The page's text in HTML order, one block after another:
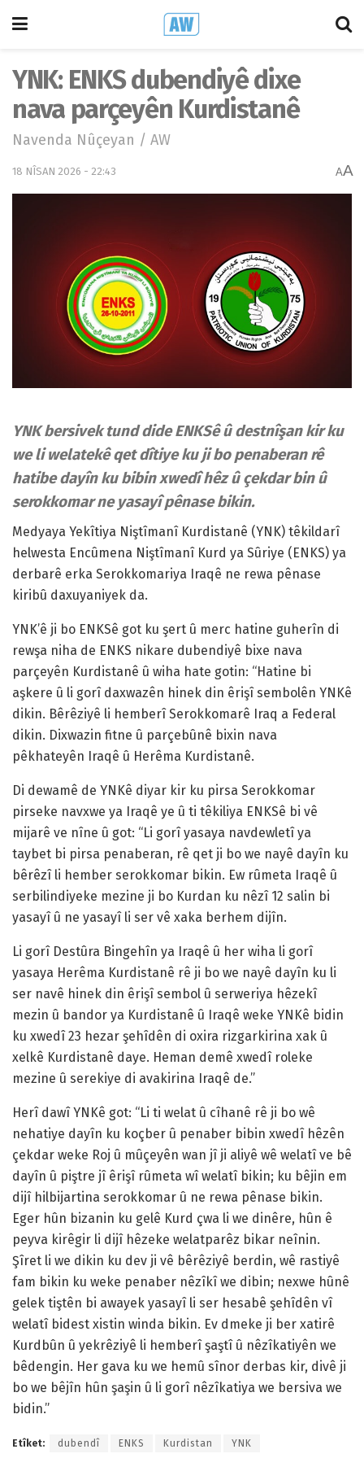
YNK: ENKS dubendiyê dixe
nava parçeyên Kurdistanê
Navenda Nûçeyan / AW
18 NÎSAN 2026 - 22:43 AA
YNK bersivek tund dide ENKSê û destnîşan kir ku
we li welatekê qet dîtiye ku ji bo penaberan rê
hatibe dayîn ku bibin xwedî hêz û çekdar bin û
serokkomar ne yasayî pênase bikin.
Medyaya Yekîtiya Niştîmanî Kurdistanê (YNK) têkildarî
helwesta Encûmena Niştîmanî Kurd ya Sûriye (ENKS) ya
derbarê erka Serokkomariya Iraqê ne rewa pênase
kiribû daxuyaniyek da.
YNK’ê ji bo ENKSê got ku şert û merc hatine guherîn di
rewşa niha de ENKS nikare dubendiyê bixe nava
parçeyên Kurdistanê û wiha hate gotin: “Hatine bi
aşkere û li gorî daxwazên hinek din êrişî sembolên YNKê
dikin. Bêrêziyê li hemberî Serokkomarê Iraq a Federal
dikin. Dixwazin fitne û parçebûnê bixin nava
pêkhateyên Iraqê û Herêma Kurdistanê.
Di dewamê de YNKê diyar kir ku pirsa Serokkomar
pirseke navxwe ya Iraqê ye û ti têkiliya ENKSê bi vê
mijarê ve nîne û got: “Li gorî yasaya navdewletî ya
taybet bi pirsa penaberan, rê qet ji bo we nayê dayîn ku
bêrêzî li hember serokkomar bikin. Ew rûmeta Iraqê û
serbilindiyeke mezine ji bo Kurdan ku nêzî 12 salin bi
yasayî û ne yasayî li ser vê xaka berhem dijîn.
Li gorî Destûra Bingehîn ya Iraqê û her wiha li gorî
yasaya Herêma Kurdistanê rê ji bo we nayê dayîn ku li
ser navê hinek din êrişî sembol û serweriya hêzekî
mezin û bandor ya Kurdistanê û Iraqê weke YNKê bidin
ku xwedî 23 hezar şehîdên di oxira rizgarkirina xak û
xelkê Kurdistanê daye. Heman demê xwedî roleke
mezine û serekiye di avakirina Iraqê de.”
Herî dawî YNKê got: “Li ti welat û cîhanê rê ji bo wê
nehatiye dayîn ku koçber û penaber bibin xwedî hêzên
çekdar weke Roj û mûçeyên wan jî ji aliyê wê welatî ve bê
dayîn û piştre jî êrişî rûmeta wî welatî bikin; ku bêjin em
dijî hilbijartina serokkomar û ne rewa pênase bikin.
Eger hûn bizanin ku gelê Kurd çwa li we dinêre, hûn ê
peyva kirêgir li dijî hêzeke welatparêz bikar neînin.
Şîret li we dikin ku dev ji vê bêrêziyê berdin, wê rastiyê
fam bikin ku weke penaber nêzîkî we dibin; nexwe hûnê
gelek tiştên bi awayek yasayî li ser hesabê şehîdên vî
welatî bidest xistin winda bikin. Ev dmeke ji ber xatirê
Kurdbûn û yekrêziyê li hemberî şaştî û nêzîkatiyên we
bêdengin. Her gava ku we hemû sînor derbas kir, divê ji
bo we bêjîn hûn şaşin û li gorî nêzîkatiya we bersiva we
bidin.”
Etîket: dubendî ENKS Kurdistan YNK